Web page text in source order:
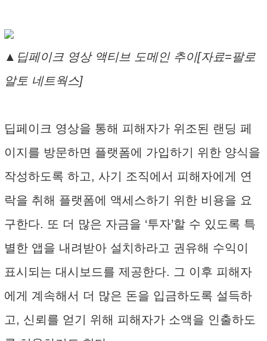
▲딥페이크 영상 액티브 도메인 추이[자료=팔로
알토 네트웍스]
딥페이크 영상을 통해 피해자가 위조된 랜딩 페
이지를 방문하면 플랫폼에 가입하기 위한 양식을
작성하도록 하고, 사기 조직에서 피해자에게 연
락을 취해 플랫폼에 액세스하기 위한 비용을 요
구한다. 또 더 많은 자금을 ‘투자’할 수 있도록 특
별한 앱을 내려받아 설치하라고 권유해 수익이
표시되는 대시보드를 제공한다. 그 이후 피해자
에게 계속해서 더 많은 돈을 입금하도록 설득하
고, 신뢰를 얻기 위해 피해자가 소액을 인출하도